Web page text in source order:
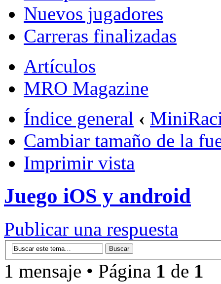
Nuevos jugadores
Carreras finalizadas
Artículos
MRO Magazine
Índice general ‹
Cambiar tamaño de la
Imprimir vista
Juego iOS y android
Publicar una respuesta
1 mensaje • Página 1 de 1